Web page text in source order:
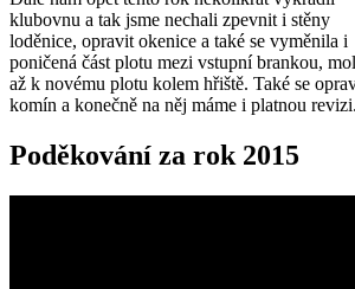
klubovnu a tak jsme nechali zpevnit i stěny
loděnice, opravit okenice a také se vyměnila i
poničená část plotu mezi vstupní brankou,
až k novému plotu kolem hřiště. Také se
komín a konečně na něj máme i platnou revizi.
Poděkování za rok 2015